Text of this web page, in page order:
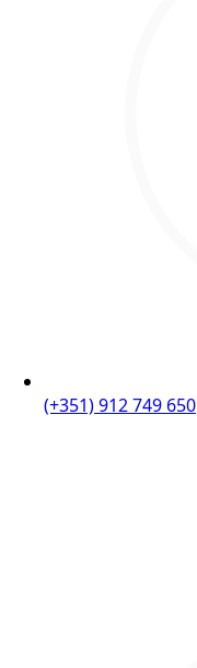
(+351) 912 749 650